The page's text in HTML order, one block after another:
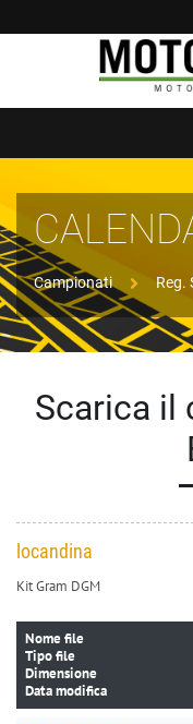
Campionati Reg.
Scarica il
locandina
Kit Gram DGM
Nome file
Tipo file
Dimensione
Data modifica